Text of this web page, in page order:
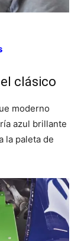
clásico
moderno
azul brillante
la paleta de